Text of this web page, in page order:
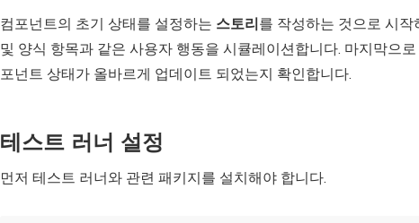
컴포넌트의 초기 상태를 설정하는 스토리를 작성하는 것으로 시
및 양식 항목과 같은 사용자 행동을 시큘레이션합니다. 마지막으
포넌트 상태가 올바르게 업데이트 되었는지 확인합니다.
테스트 러너 설정
먼저 테스트 러너와 관련 패키지를 설치해야 합니다.